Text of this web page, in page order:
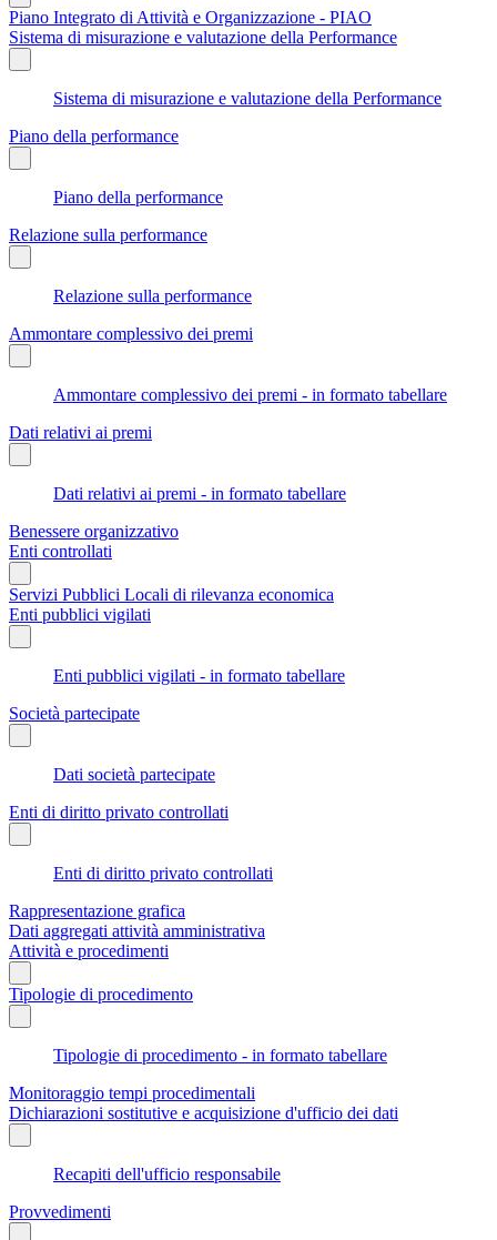
Piano Integrato di Attività e Organizzazione - PIAO
Sistema di misurazione e valutazione della Performance
Sistema di misurazione e valutazione della Performance
Piano della performance
Piano della performance
Relazione sulla performance
Relazione sulla performance
Ammontare complessivo dei premi
Ammontare complessivo dei premi - in formato tabellare
Dati relativi ai premi
Dati relativi ai premi - in formato tabellare
Benessere organizzativo
Enti controllati
Servizi Pubblici Locali di rilevanza economica
Enti pubblici vigilati
Enti pubblici vigilati - in formato tabellare
Società partecipate
Dati società partecipate
Enti di diritto privato controllati
Enti di diritto privato controllati
Rappresentazione grafica
Dati aggregati attività amministrativa
Attività e procedimenti
Tipologie di procedimento
Tipologie di procedimento - in formato tabellare
Monitoraggio tempi procedimentali
Dichiarazioni sostitutive e acquisizione d'ufficio dei dati
Recapiti dell'ufficio responsabile
Provvedimenti